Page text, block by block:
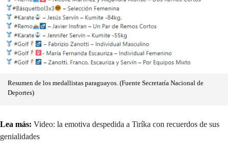
Resumen de los medallistas paraguayos. (Fuente Secretaría Nacional de
Deportes)
Lea más: Video: la emotiva despedida a Tiríka con recuerdos de sus
genialidades